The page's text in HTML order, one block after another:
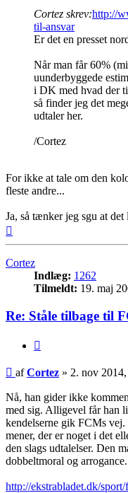
Cortez skrev:http://
til-ansvar
Er det en presset
Når man får 60%
uunderbyggede
i DK med hvad der
så finder jeg det
udtaler her.
/Cortez
For ikke at tale om den
fleste andre...
Ja, så tænker jeg sgu at
Cortez
Indlæg: 1262
Tilmeldt: 19. maj
Re: Ståle tilbage til
Indlæg
afCortez » 2. nov
Nå, han gider ikke
med sig. Alligevel får han
kendelserne gik FCMs
mener, der er noget i det
den slags udtalelser. Den
dobbeltmoral og
http://ekstrabladet.dk/